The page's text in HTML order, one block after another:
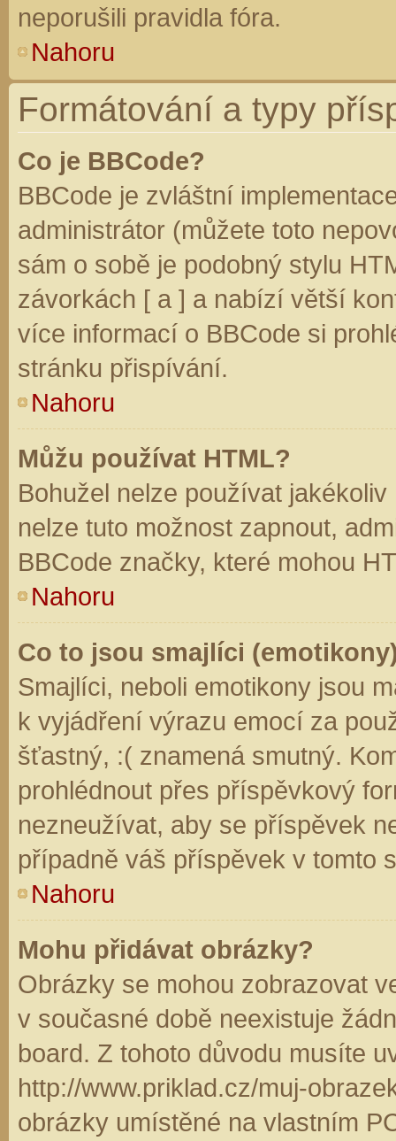
neporušili pravidla fóra.
Nahoru
Formátování a typy
Co je BBCode?
BBCode je zvláštní
administrátor (můžete toto
sám o sobě je podobný stylu
závorkách [ a ] a nabízí větší
více informací o BBCode si
stránku přispívání.
Nahoru
Můžu používat HTML?
Bohužel nelze používat
nelze tuto možnost zapnout,
BBCode značky, které mohou
Nahoru
Co to jsou smajlíci
Smajlíci, neboli emotikony jsou
k vyjádření výrazu emocí za
šťastný, :( znamená smutný.
prohlédnout přes příspěvkový
nezneužívat, aby se příspěvek
případně váš příspěvek v tomto
Nahoru
Mohu přidávat obrázky?
Obrázky se mohou zobrazovat
v současné době neexistuje
board. Z tohoto důvodu musíte
http://www.priklad.cz/muj-
obrázky umístěné na vlastním